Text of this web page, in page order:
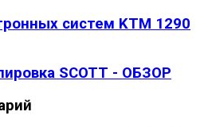
систем KTM 1290
SCOTT - ОБЗОР